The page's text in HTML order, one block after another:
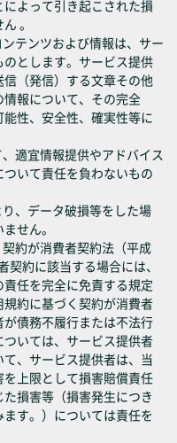
よって引き起こされた損
。
テンツおよび情報は、サー
とします。サービス提供
（発信）する文章その他
報について、その完全
性、安全性、確実性等に
適宜情報提供やアドバイス
いて責任を負わないもの
、データ破損等をした場
せん。
約が消費者契約法（平成
約に該当する場合には、
任を完全に免責する規定
約に基づく契約が消費者
債務不履行または不法行
いては、サービス提供者
、サービス提供者は、当
上限として損害賠償責任
損害等（損害発生につき
す。）については責任を